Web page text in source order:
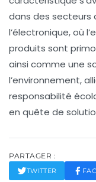
dans des secteurs
l’électronique, où
produits sont
ainsi comme une
l’environnement,
responsabilité
en quête de
PARTAGER :
TWITTER